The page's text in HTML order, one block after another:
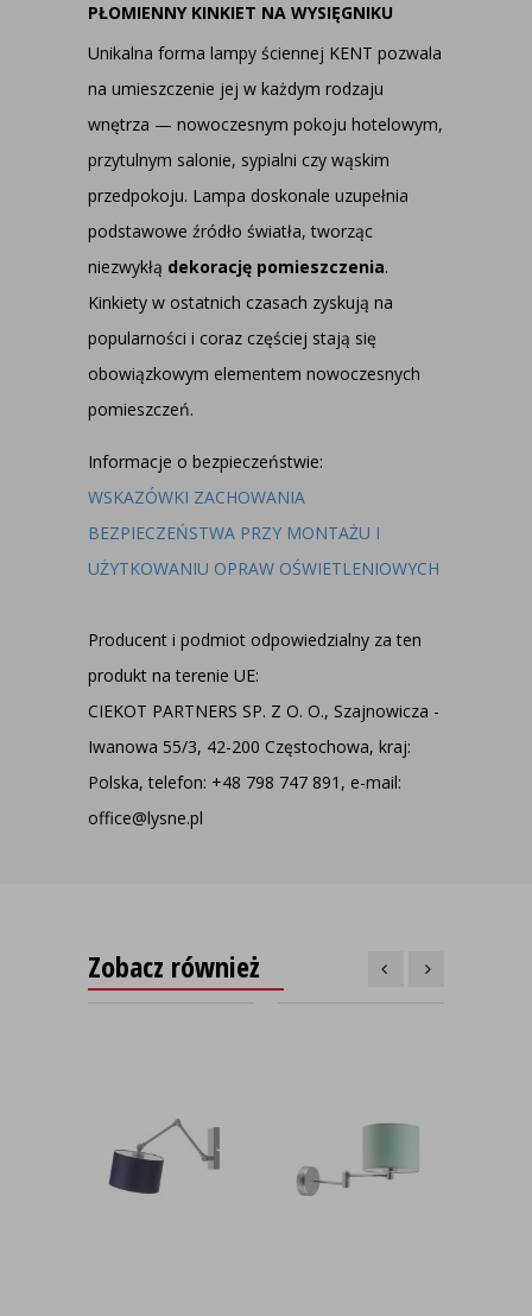
PŁOMIENNY KINKIET NA WYSIĘGNIKU
Unikalna forma lampy ściennej KENT pozwala
na umieszczenie jej w każdym rodzaju
wnętrza — nowoczesnym pokoju hotelowym,
przytulnym salonie, sypialni czy wąskim
przedpokoju. Lampa doskonale uzupełnia
podstawowe źródło światła, tworząc
niezwykłą dekorację pomieszczenia.
Kinkiety w ostatnich czasach zyskują na
popularności i coraz częściej stają się
obowiązkowym elementem nowoczesnych
pomieszczeń.
Informacje o bezpieczeństwie:
WSKAZÓWKI ZACHOWANIA
BEZPIECZEŃSTWA PRZY MONTAŻU I
UŻYTKOWANIU OPRAW OŚWIETLENIOWYCH
Producent i podmiot odpowiedzialny za ten
produkt na terenie UE:
CIEKOT PARTNERS SP. Z O. O., Szajnowicza -
Iwanowa 55/3, 42-200 Częstochowa, kraj:
Polska, telefon: +48 798 747 891, e-mail:
office@lysne.pl
Zobacz również